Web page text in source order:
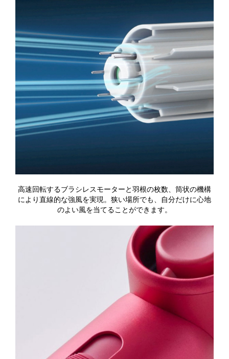
高速回転するブラシレスモーターと羽根の枚数、筒状の機構
により直線的な強風を実現。狭い場所でも、自分だけに心地
のよい風を当てることができます。